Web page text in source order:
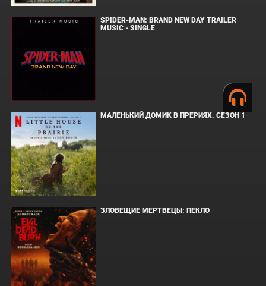
SPIDER-MAN: BRAND NEW DAY TRAILER
MUSIC - SINGLE
МАЛЕНЬКИЙ ДОМИК В ПРЕРИЯХ. СЕЗОН 1
ЗЛОВЕЩИЕ МЕРТВЕЦЫ: ПЕКЛО